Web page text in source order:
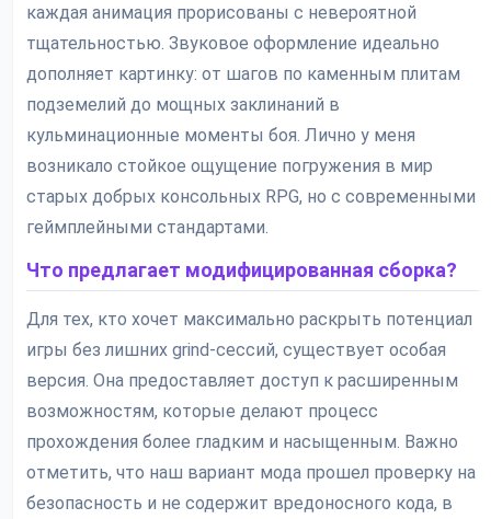
каждая анимация прорисованы с невероятной
тщательностью. Звуковое оформление идеально
дополняет картинку: от шагов по каменным плитам
подземелий до мощных заклинаний в
кульминационные моменты боя. Лично у меня
возникало стойкое ощущение погружения в мир
старых добрых консольных RPG, но с современными
геймплейными стандартами.
Что предлагает модифицированная сборка?
Для тех, кто хочет максимально раскрыть потенциал
игры без лишних grind-сессий, существует особая
версия. Она предоставляет доступ к расширенным
возможностям, которые делают процесс
прохождения более гладким и насыщенным. Важно
отметить, что наш вариант мода прошел проверку на
безопасность и не содержит вредоносного кода, в